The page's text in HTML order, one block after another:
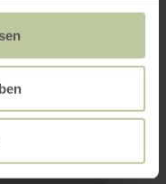
Sa So